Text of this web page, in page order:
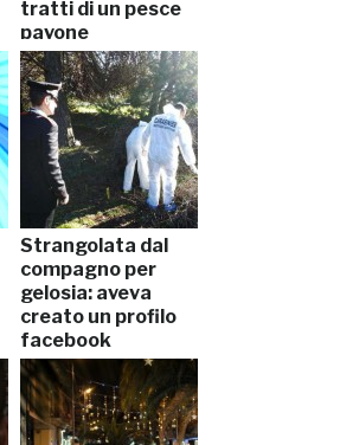
tratti di un pesce
pavone
Strangolata dal
compagno per
gelosia: aveva
creato un profilo
facebook